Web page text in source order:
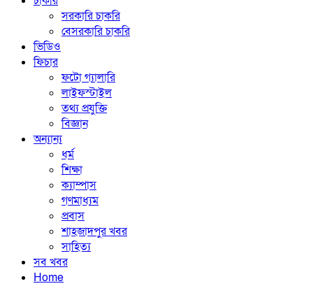
সরকারি চাকরি
বেসরকারি চাকরি
ভিডিও
ফিচার
ফটো গ্যালারি
লাইফস্টাইল
তথ্য প্রযুক্তি
বিজ্ঞান
অন্যান্য
ধর্ম
শিক্ষা
ক্যাম্পাস
গণমাধ্যম
প্রবাস
শাহজাদপুর খবর
সাহিত্য
সব খবর
Home